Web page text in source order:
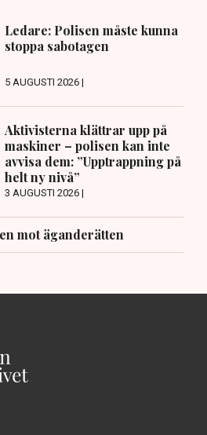
Ledare: Polisen måste kunna
stoppa sabotagen
5 AUGUSTI 2026 |
Aktivisterna klättrar upp på
maskiner – polisen kan inte
avvisa dem: ”Upptrappning på
helt ny nivå”
3 AUGUSTI 2026 |
mot äganderätten